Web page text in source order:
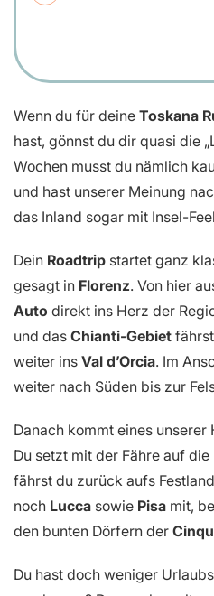
Wenn du für deine Toskana
hast, gönnst du dir quasi die
Wochen musst du nämlich
und hast unserer Meinung
das Inland sogar mit Insel-
Dein Roadtrip startet ganz
gesagt in Florenz. Von hier
Auto direkt ins Herz der
und das Chianti-Gebiet
weiter ins Val d’Orcia. Im
weiter nach Süden bis zur
Danach kommt eines
Du setzt mit der Fähre auf die
fährst du zurück aufs
noch Lucca sowie Pisa mit,
den bunten Dörfern der
Du hast doch weniger